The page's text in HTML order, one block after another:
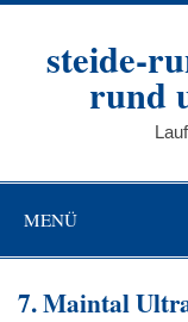
Zum
steide-
rund
MENÜ
7. Maintal